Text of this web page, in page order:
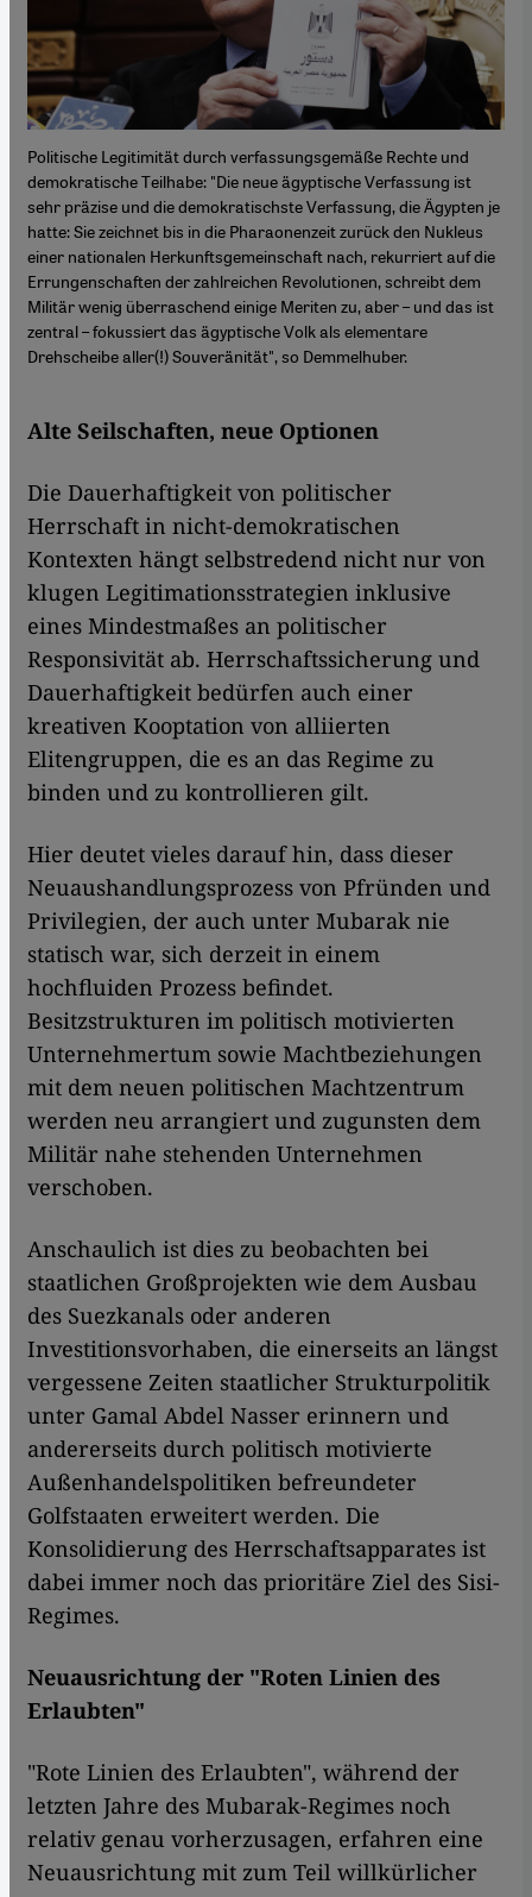
Politische Legitimität durch verfassungsgemäße Rechte und
demokratische Teilhabe: "Die neue ägyptische Verfassung ist
sehr präzise und die demokratischste Verfassung, die Ägypten je
hatte: Sie zeichnet bis in die Pharaonenzeit zurück den Nukleus
einer nationalen Herkunftsgemeinschaft nach, rekurriert auf die
Errungenschaften der zahlreichen Revolutionen, schreibt dem
Militär wenig überraschend einige Meriten zu, aber – und das ist
zentral – fokussiert das ägyptische Volk als elementare
Drehscheibe aller(!) Souveränität", so Demmelhuber.
Alte Seilschaften, neue Optionen
Die Dauerhaftigkeit von politischer
Herrschaft in nicht-demokratischen
Kontexten hängt selbstredend nicht nur von
klugen Legitimationsstrategien inklusive
eines Mindestmaßes an politischer
Responsivität ab. Herrschaftssicherung und
Dauerhaftigkeit bedürfen auch einer
kreativen Kooptation von alliierten
Elitengruppen, die es an das Regime zu
binden und zu kontrollieren gilt.
Hier deutet vieles darauf hin, dass dieser
Neuaushandlungsprozess von Pfründen und
Privilegien, der auch unter Mubarak nie
statisch war, sich derzeit in einem
hochfluiden Prozess befindet.
Besitzstrukturen im politisch motivierten
Unternehmertum sowie Machtbeziehungen
mit dem neuen politischen Machtzentrum
werden neu arrangiert und zugunsten dem
Militär nahe stehenden Unternehmen
verschoben.
Anschaulich ist dies zu beobachten bei
staatlichen Großprojekten wie dem Ausbau
des Suezkanals oder anderen
Investitionsvorhaben, die einerseits an längst
vergessene Zeiten staatlicher Strukturpolitik
unter Gamal Abdel Nasser erinnern und
andererseits durch politisch motivierte
Außenhandelspolitiken befreundeter
Golfstaaten erweitert werden. Die
Konsolidierung des Herrschaftsapparates ist
dabei immer noch das prioritäre Ziel des Sisi-
Regimes.
Neuausrichtung der "Roten Linien des
Erlaubten"
"Rote Linien des Erlaubten", während der
letzten Jahre des Mubarak-Regimes noch
relativ genau vorherzusagen, erfahren eine
Neuausrichtung mit zum Teil willkürlicher